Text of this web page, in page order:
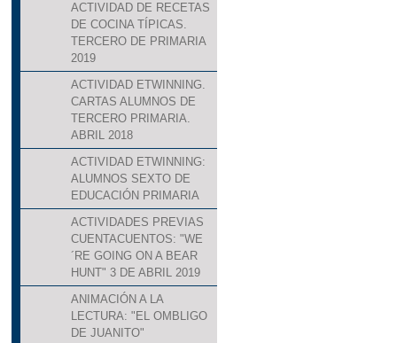
ACTIVIDAD DE RECETAS
DE COCINA TÍPICAS.
TERCERO DE PRIMARIA
2019
ACTIVIDAD ETWINNING.
CARTAS ALUMNOS DE
TERCERO PRIMARIA.
ABRIL 2018
ACTIVIDAD ETWINNING:
ALUMNOS SEXTO DE
EDUCACIÓN PRIMARIA
ACTIVIDADES PREVIAS
CUENTACUENTOS: "WE
´RE GOING ON A BEAR
HUNT" 3 DE ABRIL 2019
ANIMACIÓN A LA
LECTURA: "EL OMBLIGO
DE JUANITO"